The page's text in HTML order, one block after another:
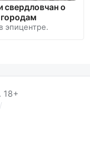
свердловчан о
городам
эпицентре.
18+
/